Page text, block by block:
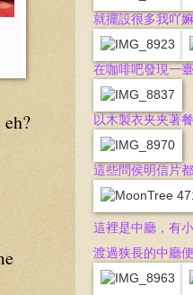
就擺設很多我吖
在咖啡吧發現一
以木製衣夹夹著
這些問侯明信片
這裡是中廳，有
渡過狭長的中廳